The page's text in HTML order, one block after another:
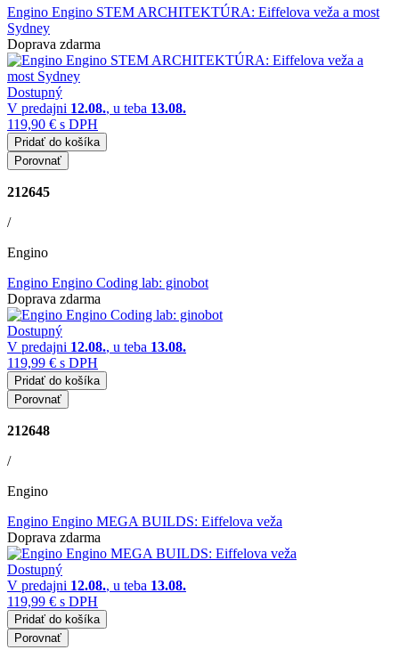
Engino Engino STEM ARCHITEKTÚRA: Eiffelova veža a most
Sydney
Doprava zdarma
Dostupný
V predajni 12.08., u teba 13.08.
119,90 € s DPH
Pridať do košíka
Porovnať
212645
/
Engino
Engino Engino Coding lab: ginobot
Doprava zdarma
Dostupný
V predajni 12.08., u teba 13.08.
119,99 € s DPH
Pridať do košíka
Porovnať
212648
/
Engino
Engino Engino MEGA BUILDS: Eiffelova veža
Doprava zdarma
Dostupný
V predajni 12.08., u teba 13.08.
119,99 € s DPH
Pridať do košíka
Porovnať